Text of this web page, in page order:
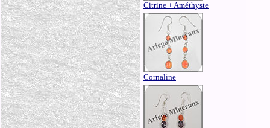
Citrine + Améthyste
Cornaline